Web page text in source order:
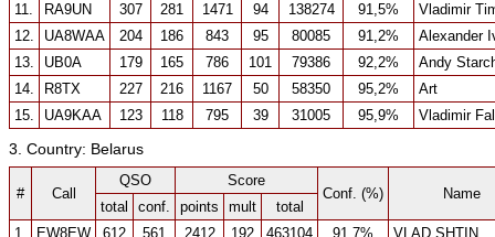
11.
RA9UN 307 281 1471 94 138274 91,5%
Vladimir
12.
UA8WAA 204 186 843 95 80085 91,2%
Alexander
13.
UB0A 179 165 786 101 79386 92,2%
Andy
14.
R8TX 227 216 1167 50 58350 95,2%
Art
15.
UA9KAA 123 118 795 39 31005 95,9% Vladimir
3. Country: Belarus
# Call
QSO
Score
Conf. (%)
Name
total
conf. points mult
total
1.
EW8EW 612 561 2412 192 463104 91,7% VLAD SHTIN